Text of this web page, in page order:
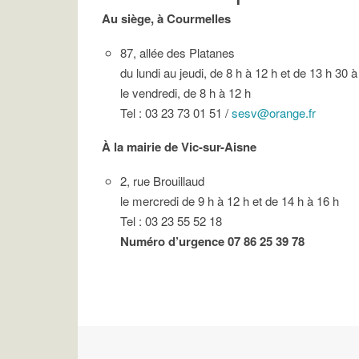
Au siège, à Courmelles
87, allée des Platanes
du lundi au jeudi, de 8 h à 12 h et de 13 h 30
le vendredi, de 8 h à 12 h
Tel : 03 23 73 01 51 /sesv@orange.fr
À la mairie de Vic-sur-Aisne
2, rue Brouillaud
le mercredi de 9 h à 12 h et de 14 h à 16 h
Tel : 03 23 55 52 18
Numéro d’urgence 07 86 25 39 78